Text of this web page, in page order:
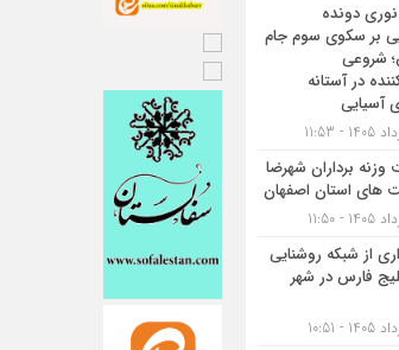
دونده
بر سکوی سوم جام
شروعی
در آستانه
آسیایی
برداران شهرضا
های استان اصفهان
از شبکه روشنایی
فارس در شهر